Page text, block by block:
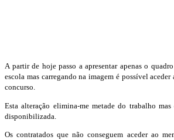
A partir de hoje passo a apresentar apenas o
escola mas carregando na imagem é possível
concurso.
Esta alteração elimina-me metade do trabalho
disponibilizada.
Os contratados que não conseguem aceder ao